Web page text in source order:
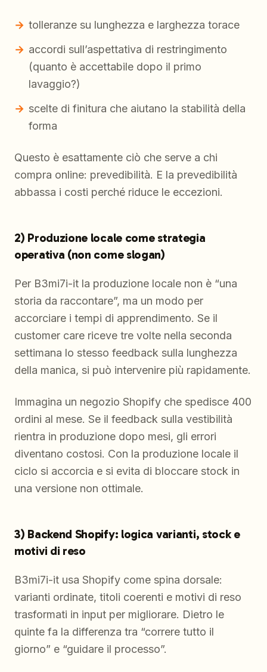
tolleranze su lunghezza e larghezza torace
accordi sull’aspettativa di restringimento
(quanto è accettabile dopo il primo
lavaggio?)
scelte di finitura che aiutano la stabilità della
forma
Questo è esattamente ciò che serve a chi
compra online: prevedibilità. E la prevedibilità
abbassa i costi perché riduce le eccezioni.
2) Produzione locale come strategia
operativa (non come slogan)
Per B3mi7i-it la produzione locale non è “una
storia da raccontare”, ma un modo per
accorciare i tempi di apprendimento. Se il
customer care riceve tre volte nella seconda
settimana lo stesso feedback sulla lunghezza
della manica, si può intervenire più rapidamente.
Immagina un negozio Shopify che spedisce 400
ordini al mese. Se il feedback sulla vestibilità
rientra in produzione dopo mesi, gli errori
diventano costosi. Con la produzione locale il
ciclo si accorcia e si evita di bloccare stock in
una versione non ottimale.
3) Backend Shopify: logica varianti, stock e
motivi di reso
B3mi7i-it usa Shopify come spina dorsale:
varianti ordinate, titoli coerenti e motivi di reso
trasformati in input per migliorare. Dietro le
quinte fa la differenza tra “correre tutto il
giorno” e “guidare il processo”.